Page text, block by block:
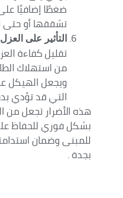
ضغطًا إضافيًا
تشققها أو حتى
التأثير على
تقليل كفاءة
من استهلاك
ويجعل الهيكل
التي قد تؤدي
هذه الأضرار تجعل من
بشكل فوري للحفاظ
للمبنى وضمان
بجدة .